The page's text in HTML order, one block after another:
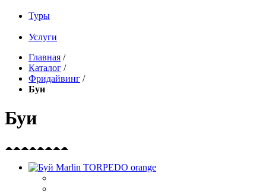
Туры
Услуги
Главная /
Каталог /
Фридайвинг /
Буи
Буи